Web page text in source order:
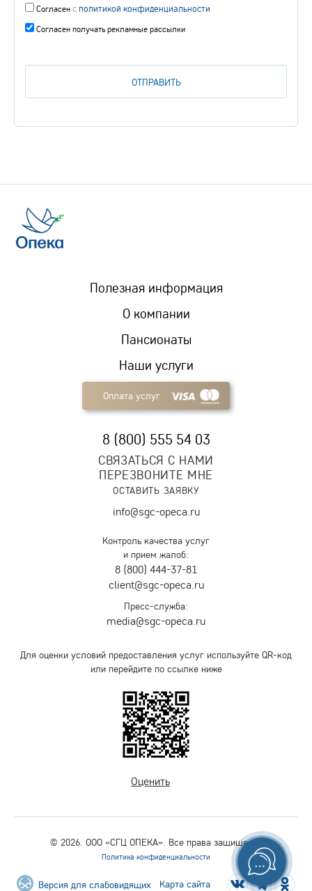
Согласен сполитикой конфиденциальности
Согласен получать рекламные рассылки
Пансионаты
Наши услуги
Полезная информация
О компании
Оплата услуг
8 (800) 555 54 03
СВЯЗАТЬСЯ С НАМИ
ПЕРЕЗВОНИТЕ МНЕ
ОСТАВИТЬ ЗАЯВКУ
info@sgc-opeca.ru
Контроль качества услуг
и прием жалоб:
8 (800) 444-37-81
client@sgc-opeca.ru
Пресс-служба:
media@sgc-opeca.ru
Для оценки условий предоставления услуг используйте QR-код
или перейдите по ссылке ниже
Оценить
© 2026. ООО «СГЦ ОПЕКА». Все права защищены.
Политика конфиденциальности
Версия для слабовидящих Карта сайта